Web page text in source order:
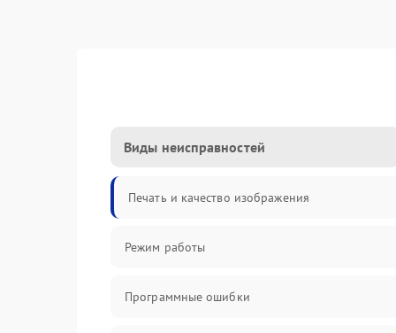
Виды неисправностей
Печать и качество изображения
Режим работы
Программные ошибки